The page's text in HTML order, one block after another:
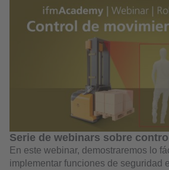
Serie de webinars sobre
En este webinar, demostraremos lo
implementar funciones de seguridad